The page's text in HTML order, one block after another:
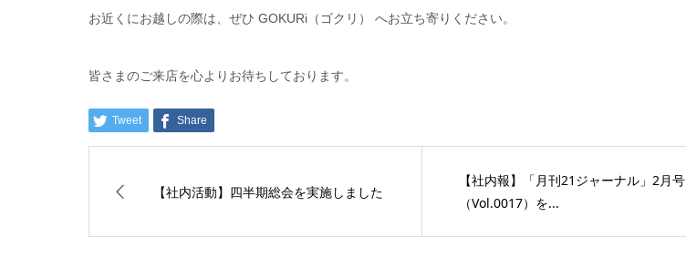
お近くにお越しの際は、ぜひ GOKURi（ゴクリ） へお立ち寄りください。
皆さまのご来店を心よりお待ちしております。
Tweet Share
【社内活動】四半期総会を実施しました
【社内報】「月刊21ジャーナル」2月号
（Vol.0017）を...